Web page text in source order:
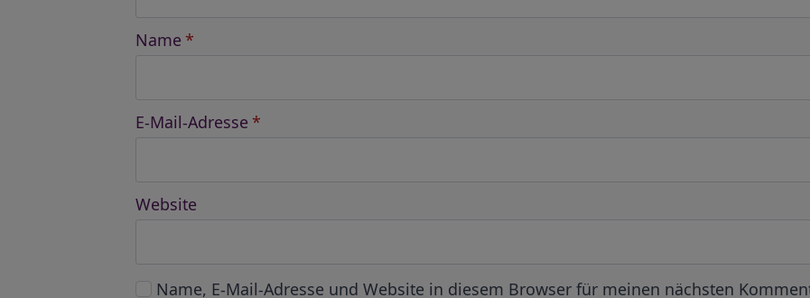
Name *
E-Mail-Adresse *
Website
Name, E-Mail-Adresse und Website in diesem Browser für meinen nächsten